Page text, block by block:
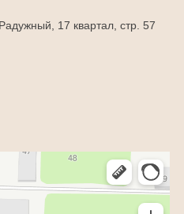
17 квартал, стр. 57